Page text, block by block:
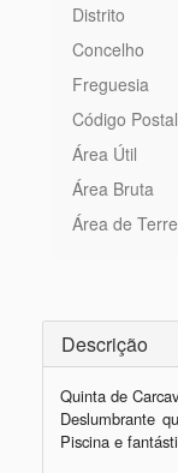
Distrito
Concelho
Freguesia
Código Postal
Área Útil
Área Bruta
Área de
Descrição
Quinta de
Deslumbrante
Piscina e